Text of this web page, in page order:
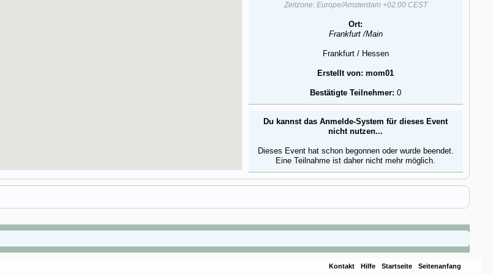
Zeitzone: Europe/Amsterdam +02:00 CEST
Ort:
Frankfurt /Main
Frankfurt / Hessen
Erstellt von: mom01
Bestätigte Teilnehmer: 0
Du kannst das Anmelde-System für dieses Event
nicht nutzen...
Dieses Event hat schon begonnen oder wurde beendet.
Eine Teilnahme ist daher nicht mehr möglich.
Kontakt Hilfe Startseite Seitenanfang